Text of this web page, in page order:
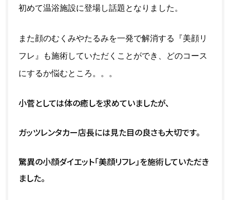
初めて温浴施設に登場し話題となりました。
また顔のむくみやたるみを一発で解消する『美顔リ
フレ』も施術していただくことができ、どのコース
にするか悩むところ。。。
小菅としては体の癒しを求めていましたが、
ガッツレンタカー店長には見た目の良さも大切です。
驚異の小顔ダイエット「美顔リフレ」を施術していただき
ました。